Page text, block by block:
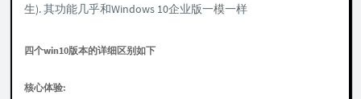
生). 其功能几乎和Windows 10企业版一模一样
四个win10版本的详细区别如下
核心体验: